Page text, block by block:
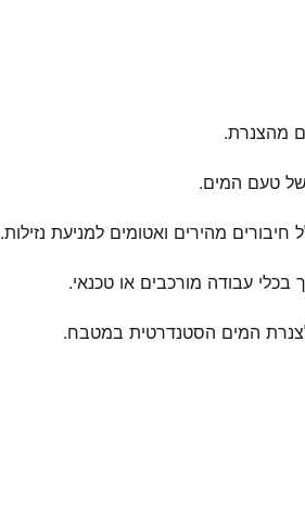
מהצנרת.
של טעם המים.
מהירים ואטומים למניעת נזילות.
עבודה מורכבים או טכנאי.
המים הסטנדרטית במטבח.